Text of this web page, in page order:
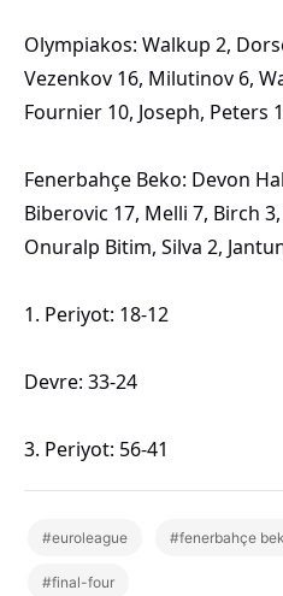
Olympiakos: Walkup 2,
Vezenkov 16, Milutinov 6,
Fournier 10, Joseph, Peters
Fenerbahçe Beko: Devon
Biberovic 17, Melli 7, Birch
Onuralp Bitim, Silva 2,
1. Periyot: 18-12
Devre: 33-24
3. Periyot: 56-41
#euroleague #fenerbahçe
#final-four